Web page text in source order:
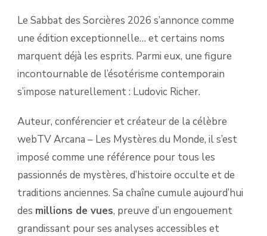
SORCIÈRES
2026
Le Sabbat des Sorcières 2026 s’annonce comme
une édition exceptionnelle… et certains noms
marquent déjà les esprits. Parmi eux, une figure
incontournable de l’ésotérisme contemporain
s’impose naturellement : Ludovic Richer.
Auteur, conférencier et créateur de la célèbre
webTV Arcana – Les Mystères du Monde, il s’est
imposé comme une référence pour tous les
passionnés de mystères, d’histoire occulte et de
traditions anciennes. Sa chaîne cumule aujourd’hui
des millions de vues, preuve d’un engouement
grandissant pour ses analyses accessibles et